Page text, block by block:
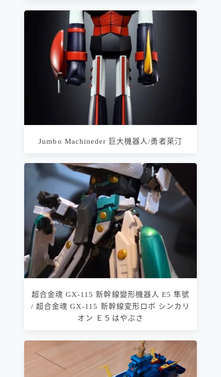
Jumbo Machineder 巨大機器人/勇者萊汀
超合金魂 GX-115 新幹線變形機器人 E5 隼號
/ 超合金魂 GX-115 新幹線変形ロボ シンカリ
オン Ｅ５はやぶさ